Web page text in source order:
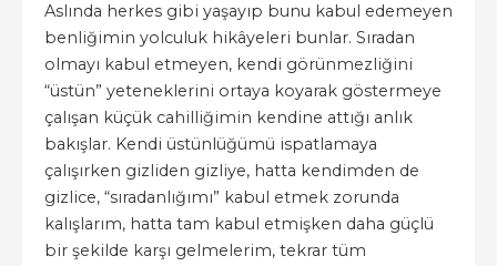
Aslında herkes gibi yaşayıp bunu kabul edemeyen
benliğimin yolculuk hikâyeleri bunlar. Sıradan
olmayı kabul etmeyen, kendi görünmezliğini
“üstün” yeteneklerini ortaya koyarak göstermeye
çalışan küçük cahilliğimin kendine attığı anlık
bakışlar. Kendi üstünlüğümü ispatlamaya
çalışırken gizliden gizliye, hatta kendimden de
gizlice, “sıradanlığımı” kabul etmek zorunda
kalışlarım, hatta tam kabul etmişken daha güçlü
bir şekilde karşı gelmelerim, tekrar tüm